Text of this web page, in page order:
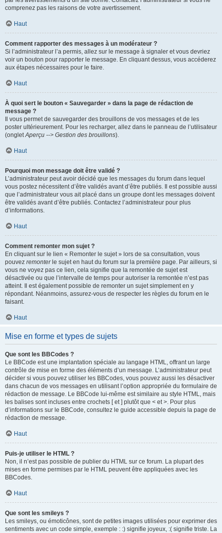
comprenez pas les raisons de votre avertissement.
Haut
Comment rapporter des messages à un modérateur ?
Si l’administrateur l’a permis, allez sur le message à signaler et vous devriez
voir un bouton pour rapporter le message. En cliquant dessus, vous accéderez
aux étapes nécessaires pour le faire.
Haut
À quoi sert le bouton « Sauvegarder » dans la page de rédaction de
message ?
Il vous permet de sauvegarder des brouillons de vos messages et de les
poster ultérieurement. Pour les recharger, allez dans le panneau de l’utilisateur
(ongletAperçu --> Gestion des brouillons).
Haut
Pourquoi mon message doit être validé ?
L’administrateur peut avoir décidé que les messages du forum dans lequel
vous postez nécessitent d’être validés avant d’être publiés. Il est possible aussi
que l’administrateur vous ait placé dans un groupe dont les messages doivent
être validés avant d’être publiés. Contactez l’administrateur pour plus
d’informations.
Haut
Comment remonter mon sujet ?
En cliquant sur le lien « Remonter le sujet » lors de sa consultation, vous
pouvez remonterle sujet en haut du forum sur la première page. Par ailleurs, si
vous ne voyez pas ce lien, cela signifie que la remontée de sujet est
désactivée ou que l’intervalle de temps pour autoriser la remontée n’est pas
atteint. Il est également possible de remonter un sujet simplement en y
répondant. Néanmoins, assurez-vous de respecter les règles du forum en le
faisant.
Haut
Mise en forme et types de sujets
Que sont les BBCodes ?
Le BBCode est une implantation spéciale au langage HTML, offrant un large
contrôle de mise en forme des éléments d’un message. L’administrateur peut
décider si vous pouvez utiliser les BBCodes, vous pouvez aussi les désactiver
dans chacun de vos messages en utilisant l’option appropriée du formulaire de
rédaction de message. Le BBCode lui-même est similaire au style HTML, mais
les balises sont incluses entre crochets [ et ] plutôt que < et >. Pour plus
d’informations sur le BBCode, consultez le guide accessible depuis la page de
rédaction de message.
Haut
Puis-je utiliser le HTML ?
Non, il n’est pas possible de publier du HTML sur ce forum. La plupart des
mises en forme permises par le HTML peuvent être appliquées avec les
BBCodes.
Haut
Que sont les smileys ?
Les smileys, ou émoticônes, sont de petites images utilisées pour exprimer des
sentiments avec un code simple, exemple : :) signifie joyeux, :( signifie triste. La